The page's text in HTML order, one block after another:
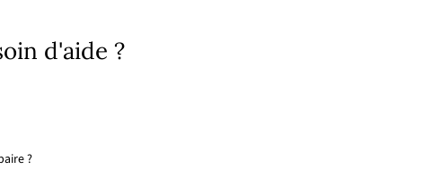
d'aide ?
?